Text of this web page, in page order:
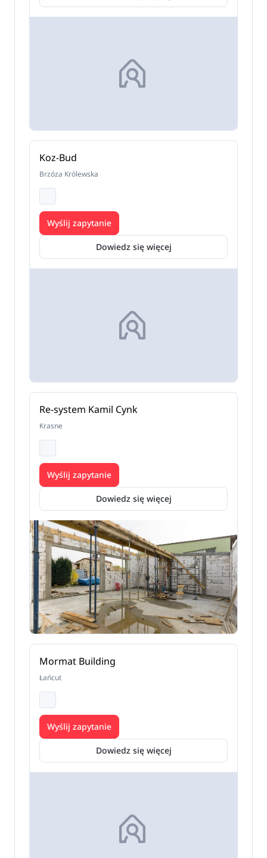
Koz-Bud
Brzóza Królewska
Dowiedz się więcej
Wyślij zapytanie
Re-system Kamil Cynk
Krasne
Dowiedz się więcej
Wyślij zapytanie
Mormat Building
Łańcut
Dowiedz się więcej
Wyślij zapytanie